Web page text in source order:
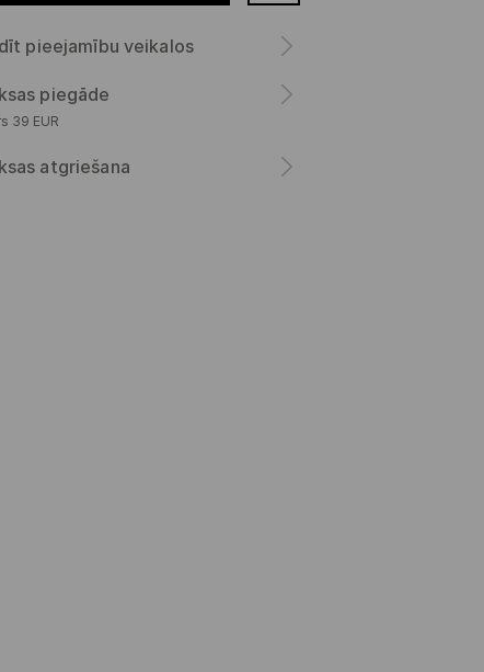
pieejamību veikalos
piegāde
39 EUR
atgriešana